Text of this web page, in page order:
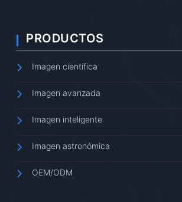
PRODUCTOS
Imagen científica
Imagen avanzada
Imagen inteligente
Imagen astronómica
OEM/ODM